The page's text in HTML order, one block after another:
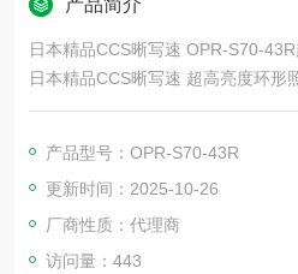
产品简介
日本精品CCS晰写速 OPR-S70-
日本精品CCS晰写速 超高亮度环形
产品型号：OPR-S70-43R
更新时间：2025-10-26
厂商性质：代理商
访问量：443